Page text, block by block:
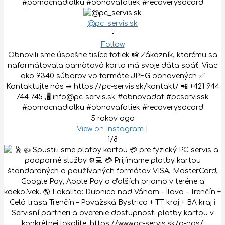
@pc_servis.sk
•
Follow
Obnovili sme úspešne tisíce fotiek 📸 Zákazník, ktorému sa
naformátovala pamäťová karta má svoje dáta späť. Viac
ako 9340 súborov vo formáte JPEG obnovených ✅
Kontaktujte nás ➡ https://pc-servis.sk/kontakt/ 📲 +421 944
744 745 ,🖥 info@pc-servis.sk #obnovadat #pcservissk
#pomocnadialku #obnovafotiek #recoverysdcard
5 rokov ago
View on Instagram |
1/8